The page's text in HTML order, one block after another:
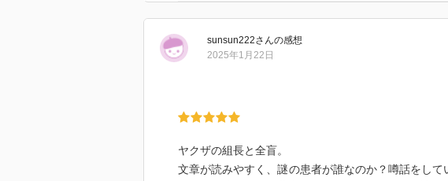
sunsun222さんの感想
2025年1月22日
ヤクザの組長と全盲。
文章が読みやすく、謎の患者が誰なのか？噂話をし